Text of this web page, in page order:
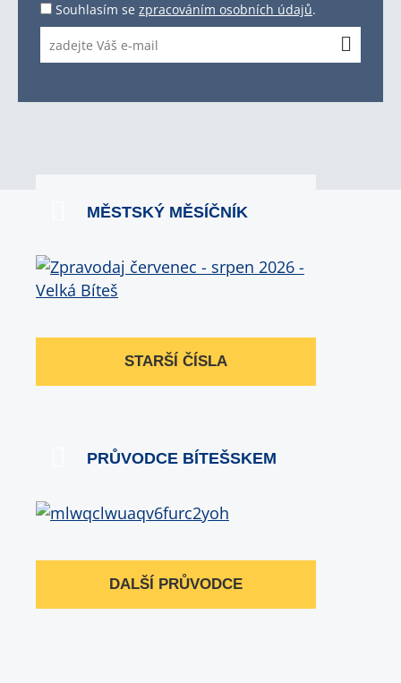
Souhlasím se zpracováním osobních údajů.
MĚSTSKÝ MĚSÍČNÍK
STARŠÍ ČÍSLA
PRŮVODCE BÍTEŠSKEM
DALŠÍ PRŮVODCE